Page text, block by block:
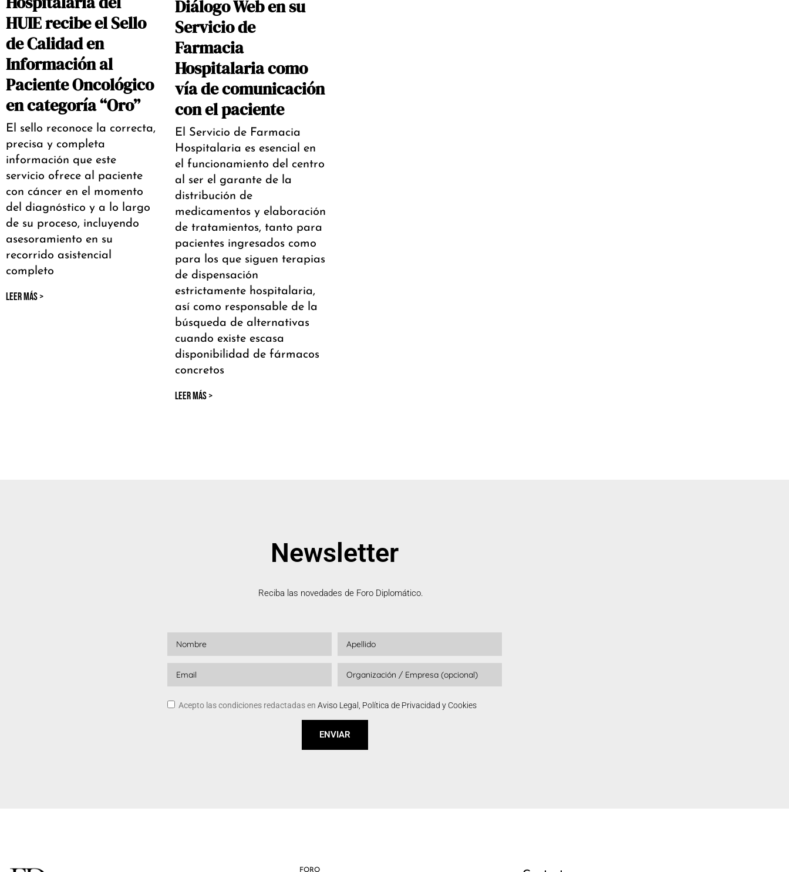
HUIE recibe el Sello
de Calidad en
Información al
Paciente Oncológico
en categoría “Oro”
El sello reconoce la correcta,
precisa y completa
información que este
servicio ofrece al paciente
con cáncer en el momento
del diagnóstico y a lo largo
de su proceso, incluyendo
asesoramiento en su
recorrido asistencial
completo
LEER MÁS >
Diálogo Web en su
Servicio de
Farmacia
Hospitalaria como
vía de comunicación
con el paciente
El Servicio de Farmacia
Hospitalaria es esencial en
el funcionamiento del centro
al ser el garante de la
distribución de
medicamentos y elaboración
de tratamientos, tanto para
pacientes ingresados como
para los que siguen terapias
de dispensación
estrictamente hospitalaria,
así como responsable de la
búsqueda de alternativas
cuando existe escasa
disponibilidad de fármacos
concretos
LEER MÁS >
Newsletter
Reciba las novedades de Foro Diplomático.
Acepto las condiciones redactadas en Aviso Legal, Política de Privacidad y Cookies
ENVIAR
FORO